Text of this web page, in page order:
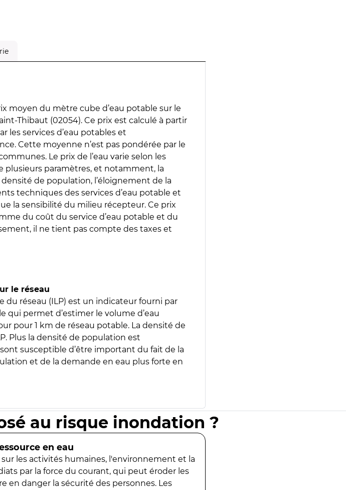
moyen du mètre cube d’eau potable sur le
Thibaut (02054). Ce prix est calculé à partir
les services d’eau potables et
Cette moyenne n’est pas pondérée par le
Le prix de l’eau varie selon les
plusieurs paramètres, et notamment, la
de population, l’éloignement de la
techniques des services d’eau potable et
la sensibilité du milieu récepteur. Ce prix
du coût du service d’eau potable et du
il ne tient pas compte des taxes et
le réseau
du réseau (ILP) est un indicateur fourni par
qui permet d’estimer le volume d’eau
pour 1 km de réseau potable. La densité de
Plus la densité de population est
susceptible d’être important du fait de la
et de la demande en eau plus forte en
au risque inondation ?
en eau
les activités humaines, l'environnement et la
par la force du courant, qui peut éroder les
en danger la sécurité des personnes. Les